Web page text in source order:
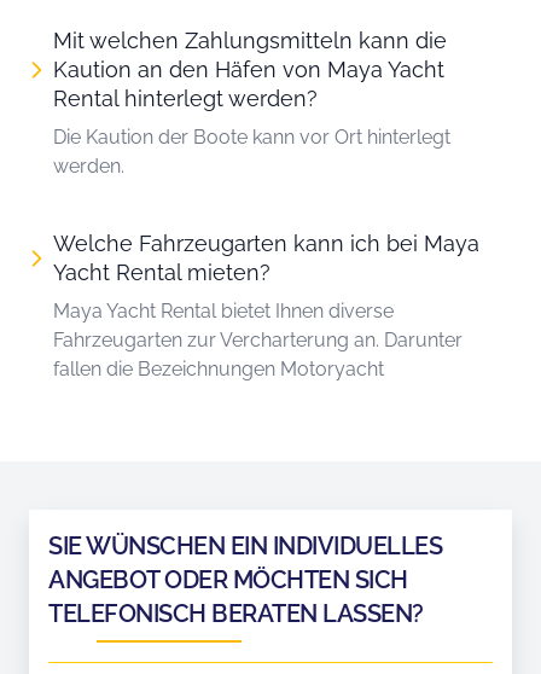
Mit welchen Zahlungsmitteln kann die
Kaution an den Häfen von Maya Yacht
Rental hinterlegt werden?
Die Kaution der Boote kann vor Ort hinterlegt
werden.
Welche Fahrzeugarten kann ich bei Maya
Yacht Rental mieten?
Maya Yacht Rental bietet Ihnen diverse
Fahrzeugarten zur Vercharterung an. Darunter
fallen die Bezeichnungen Motoryacht
SIE WÜNSCHEN EIN INDIVIDUELLES
ANGEBOT ODER MÖCHTEN SICH
TELEFONISCH BERATEN LASSEN?